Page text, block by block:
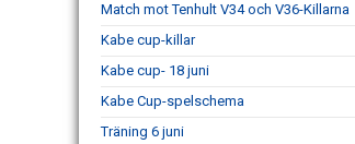
Match mot Tenhult V34 och V36-Killarna
Kabe cup-killar
Kabe cup- 18 juni
Kabe Cup-spelschema
Träning 6 juni